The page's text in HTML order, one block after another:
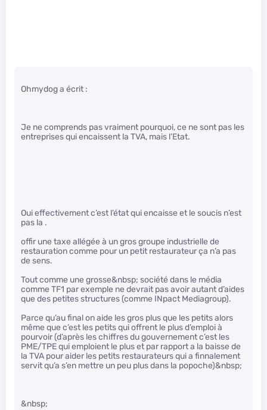
Ohmydog a écrit :
Je ne comprends pas vraiment pourquoi, ce ne sont pas les
entreprises qui encaissent la TVA, mais l’Etat.
Oui effectivement c’est l’état qui encaisse et le soucis n’est
pas la .
offir une taxe allégée à un gros groupe industrielle de
restauration comme pour un petit restaurateur ça n’a pas
de sens.
Tout comme une grosse&nbsp; société dans le média
comme TF1 par exemple ne devrait pas avoir autant d’aides
que des petites structures (comme INpact Mediagroup).
Parce qu’au final on aide les gros plus que les petits alors
même que c’est les petits qui offrent le plus d’emploi à
pourvoir (d’après les chiffres du gouvernement c’est les
PME/TPE qui emploient le plus et par rapport a la baisse de
la TVA pour aider les petits restaurateurs qui a finnalement
servit qu’a s’en mettre un peu plus dans la popoche)&nbsp;
&nbsp;